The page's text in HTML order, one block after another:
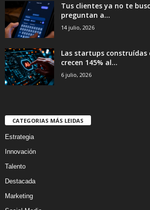
Tus clientes ya no te
preguntan a...
14 julio, 2026
Las startups construídas
crecen 145% al...
6 julio, 2026
CATEGORIAS MÁS LEIDAS
Estrategia
Innovación
Talento
Destacada
Marketing